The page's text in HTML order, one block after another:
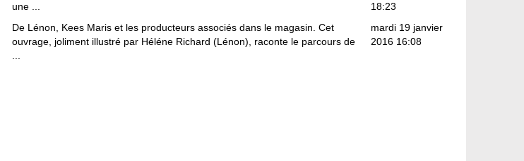
une ...
18:23
De Lénon, Kees Maris et les producteurs associés dans le magasin. Cet
ouvrage, joliment illustré par Héléne Richard (Lénon), raconte le parcours de
mardi 19 janvier
2016 16:08